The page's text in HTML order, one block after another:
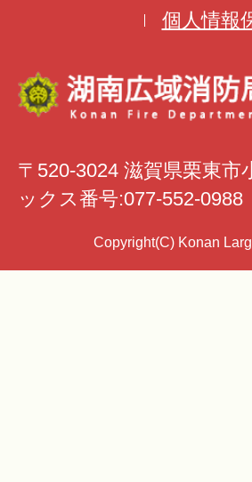
個人情報
〒520-3024 滋賀県栗東市
ックス番号:077-552-0988
Copyright(C) Konan